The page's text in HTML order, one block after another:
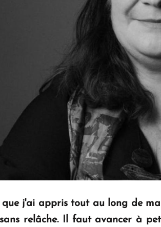
que j'ai appris tout au long de
relâche. Il faut avancer à